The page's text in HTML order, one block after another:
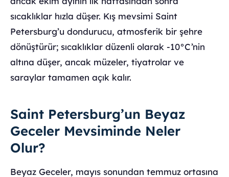
sıcaklıklar hızla düşer. Kış mevsimi Saint
Petersburg’u dondurucu, atmosferik bir şehre
dönüştürür; sıcaklıklar düzenli olarak -10°C’nin
altına düşer, ancak müzeler, tiyatrolar ve
saraylar tamamen açık kalır.
Saint Petersburg’un Beyaz
Geceler Mevsiminde Neler
Olur?
Beyaz Geceler, mayıs sonundan temmuz ortasına